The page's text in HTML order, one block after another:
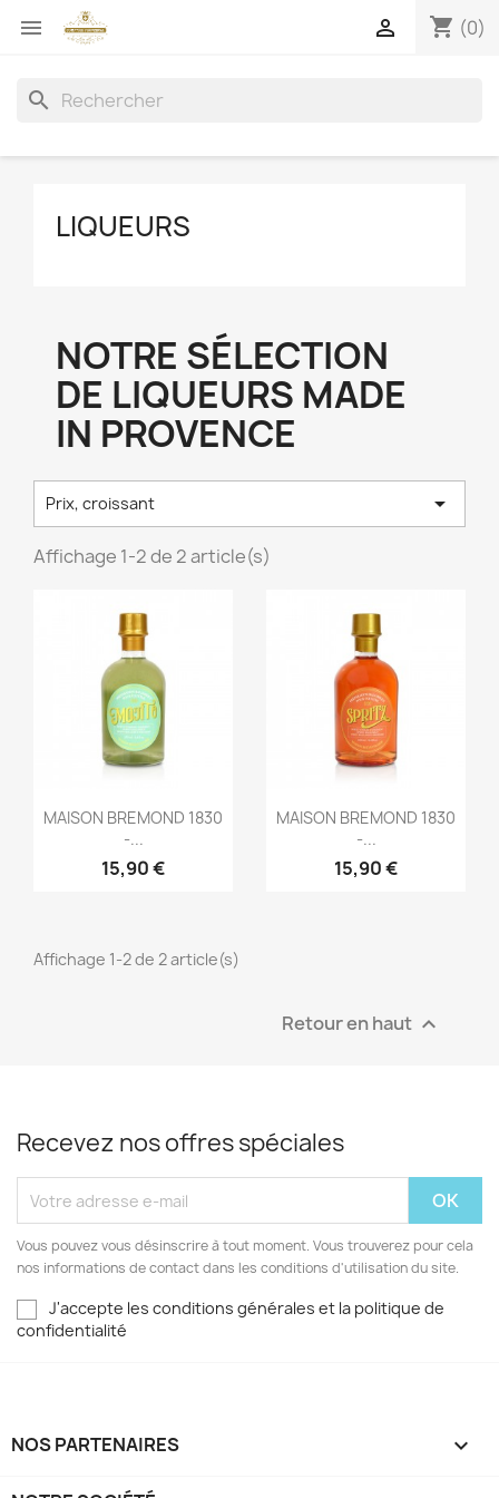
 shopping_cart (0)

search
LIQUEURS
NOTRE SÉLECTION
DE LIQUEURS MADE
IN PROVENCE
Prix, croissant 
Affichage 1-2 de 2 article(s)
Aperçu rapide
MAISON BREMOND 1830
-...
15,90 €
Aperçu rapide
MAISON BREMOND 1830
-...
15,90 €
Affichage 1-2 de 2 article(s)
Retour en haut 
Recevez nos offres spéciales
Vous pouvez vous désinscrire à tout moment. Vous trouverez pour cela
nos informations de contact dans les conditions d'utilisation du site.
J'accepte les conditions générales et la politique de
confidentialité
NOS PARTENAIRES 